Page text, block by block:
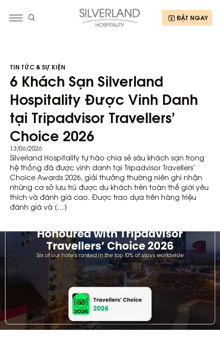
ĐẶT NGAY
TIN TỨC & SỰ KIỆN
6 Khách Sạn Silverland
Hospitality Được Vinh Danh
tại Tripadvisor Travellers’
Choice 2026
13/06/2026
Silverland Hospitality tự hào chia sẻ sáu khách sạn trong
hệ thống đã được vinh danh tại Tripadvisor Travellers’
Choice Awards 2026, giải thưởng thường niên ghi nhận
những cơ sở lưu trú được du khách trên toàn thế giới yêu
thích và đánh giá cao. Được trao dựa trên hàng triệu
đánh giá và […]